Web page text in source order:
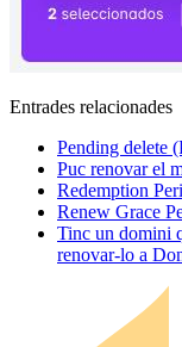
Entrades relacionades
Pending delete
Puc renovar el
Redemption
Renew Grace
Tinc un domini
renovar-lo a